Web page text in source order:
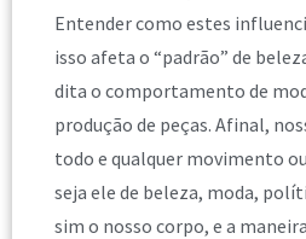
Entender como estes
isso afeta o “padrão” de
dita o comportamento de
produção de peças. Afinal,
todo e qualquer movimento
seja ele de beleza, moda,
sim o nosso corpo, e a